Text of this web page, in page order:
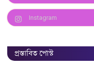
Instagram
প্রস্তাবিত পোস্ট